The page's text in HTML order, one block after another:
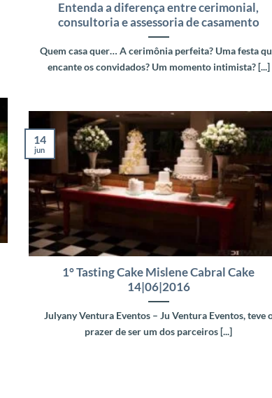
Entenda a diferença entre cerimonial,
consultoria e assessoria de casamento
Quem casa quer… A cerimônia perfeita? Uma festa
encante os convidados? Um momento intimista? [...]
1° Tasting Cake Mislene Cabral Cake
14|06|2016
Julyany Ventura Eventos – Ju Ventura Eventos, teve
prazer de ser um dos parceiros [...]
14
jun